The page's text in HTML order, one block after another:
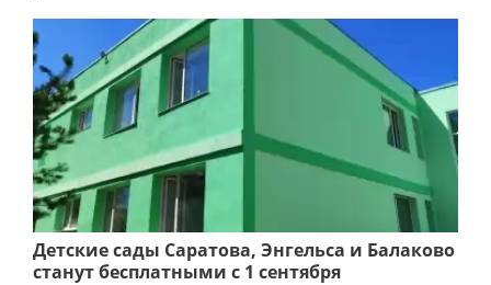
Детские сады Саратова, Энгельса и Балаково
станут бесплатными с 1 сентября